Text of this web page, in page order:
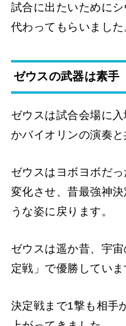
試合に出たいために
代わってもらいました
ゼウスの武器は素手
ゼウスは試合会場に
かバイオリンの演奏と
ゼウスはヨボヨボだ
変化させ、昔最強神
うな姿に戻ります。
ゼウスは遥か昔、宇
定戦」で優勝していま
決定戦まで1撃も相手